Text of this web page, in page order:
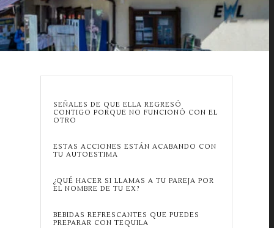
SEÑALES DE QUE ELLA REGRESÓ
CONTIGO PORQUE NO FUNCIONÓ CON EL
OTRO
ESTAS ACCIONES ESTÁN ACABANDO CON
TU AUTOESTIMA
¿QUÉ HACER SI LLAMAS A TU PAREJA POR
EL NOMBRE DE TU EX?
BEBIDAS REFRESCANTES QUE PUEDES
PREPARAR CON TEQUILA